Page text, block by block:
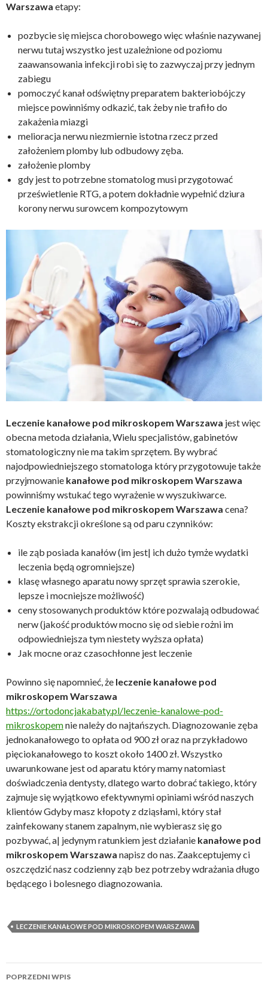
Warszawa etapy:
pozbycie się miejsca chorobowego więc właśnie nazywanej
nerwu tutaj wszystko jest uzależnione od poziomu
zaawansowania infekcji robi się to zazwyczaj przy jednym
zabiegu
pomoczyć kanał odświętny preparatem bakteriobójczy
miejsce powinniśmy odkazić, tak żeby nie trafiło do
zakażenia miazgi
melioracja nerwu niezmiernie istotna rzecz przed
założeniem plomby lub odbudowy zęba.
założenie plomby
gdy jest to potrzebne stomatolog musi przygotować
prześwietlenie RTG, a potem dokładnie wypełnić dziura
korony nerwu surowcem kompozytowym
Leczenie kanałowe pod mikroskopem Warszawa jest więc
obecna metoda działania, Wielu specjalistów, gabinetów
stomatologiczny nie ma takim sprzętem. By wybrać
najodpowiedniejszego stomatologa który przygotowuje także
przyjmowanie kanałowe pod mikroskopem Warszawa
powinniśmy wstukać tego wyrażenie w wyszukiwarce.
Leczenie kanałowe pod mikroskopem Warszawa cena?
Koszty ekstrakcji określone są od paru czynników:
ile ząb posiada kanałów (im jest| ich dużo tymże wydatki
leczenia będą ogromniejsze)
klasę własnego aparatu nowy sprzęt sprawia szerokie,
lepsze i mocniejsze możliwość)
ceny stosowanych produktów które pozwalają odbudować
nerw (jakość produktów mocno się od siebie rożni im
odpowiedniejsza tym niestety wyższa opłata)
Jak mocne oraz czasochłonne jest leczenie
Powinno się napomnieć, że leczenie kanałowe pod
mikroskopem Warszawa
https://ortodoncjakabaty.pl/leczenie-kanalowe-pod-
mikroskopemnie należy do najtańszych. Diagnozowanie zęba
jednokanałowego to opłata od 900 zł oraz na przykładowo
pięciokanałowego to koszt około 1400 zł. Wszystko
uwarunkowane jest od aparatu który mamy natomiast
doświadczenia dentysty, dlatego warto dobrać takiego, który
zajmuje się wyjątkowo efektywnymi opiniami wśród naszych
klientów Gdyby masz kłopoty z dziąsłami, który stał
zainfekowany stanem zapalnym, nie wybierasz się go
pozbywać, a| jedynym ratunkiem jest działanie kanałowe pod
mikroskopem Warszawa napisz do nas. Zaakceptujemy ci
oszczędzić nasz codzienny ząb bez potrzeby wdrażania długo
będącego i bolesnego diagnozowania.
LECZENIE KANAŁOWE POD MIKROSKOPEM WARSZAWA
Zobacz
POPRZEDNI WPIS